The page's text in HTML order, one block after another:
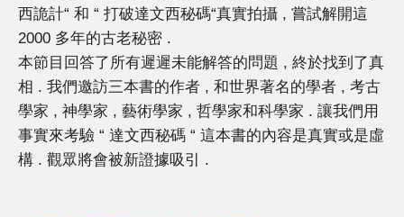
西詭計“ 和 “ 打破達文西秘碼“真實拍攝 , 嘗試解開這
2000 多年的古老秘密 .
本節目回答了所有遲遲未能解答的問題 , 終於找到了真
相 . 我們邀訪三本書的作者 , 和世界著名的學者 , 考古
學家 , 神學家 , 藝術學家 , 哲學家和科學家 . 讓我們用
事實來考驗 “ 達文西秘碼 “ 這本書的內容是真實或是虛
構 . 觀眾將會被新證據吸引 .